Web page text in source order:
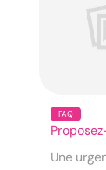
FAQ
Une